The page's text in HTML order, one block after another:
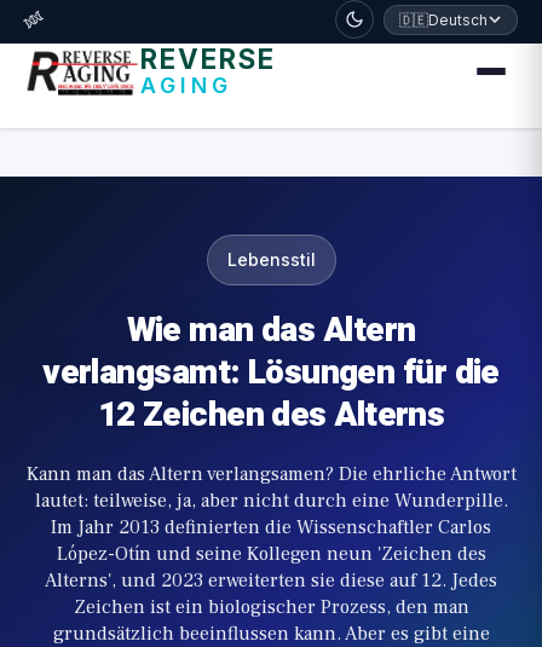
דלג לתוכן הראשי
🧬 🇩🇪Deutsch
REVERSE
AGING
Lebensstil
Wie man das Altern
verlangsamt: Lösungen für die
12 Zeichen des Alterns
Kann man das Altern verlangsamen? Die ehrliche Antwort
lautet: teilweise, ja, aber nicht durch eine Wunderpille.
Im Jahr 2013 definierten die Wissenschaftler Carlos
López-Otín und seine Kollegen neun 'Zeichen des
Alterns', und 2023 erweiterten sie diese auf 12. Jedes
Zeichen ist ein biologischer Prozess, den man
grundsätzlich beeinflussen kann. Aber es gibt eine